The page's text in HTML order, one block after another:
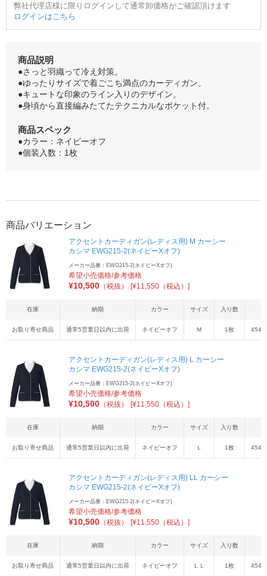
弊社代理店様に限りログインして通常卸価格がご確認頂けます
ログインはこちら
商品説明
●さっと羽織って冷え対策。
●ゆったりサイズで着ごこち満点のカーディガン。
●キュートな印象のライン入りのデザイン。
●身頃から直接編みたてたテクニカルなポケット付。
商品スペック
●カラー：ネイビーオフ
●個装入数：1枚
商品バリエーション
アクセントカーディガン(レディス用) M カーシー
カシマ EWG215-2(ネイビーXオフ)
メーカー品番：EWG215-2(ネイビーXオフ)
希望小売価格/参考価格
¥10,500 （税抜） [¥11,550（税込）]
在庫 納期 カラー サイズ 入り数
お取り寄せ商品 通常5営業日以内に出荷 ネイビーオフ Ｍ 1枚
アクセントカーディガン(レディス用) L カーシー
カシマ EWG215-2(ネイビーXオフ)
メーカー品番：EWG215-2(ネイビーXオフ)
希望小売価格/参考価格
¥10,500 （税抜） [¥11,550（税込）]
在庫 納期 カラー サイズ 入り数
お取り寄せ商品 通常5営業日以内に出荷 ネイビーオフ Ｌ 1枚
アクセントカーディガン(レディス用) LL カーシー
カシマ EWG215-2(ネイビーXオフ)
メーカー品番：EWG215-2(ネイビーXオフ)
希望小売価格/参考価格
¥10,500 （税抜） [¥11,550（税込）]
在庫 納期 カラー サイズ 入り数
お取り寄せ商品 通常5営業日以内に出荷 ネイビーオフ ＬＬ 1枚